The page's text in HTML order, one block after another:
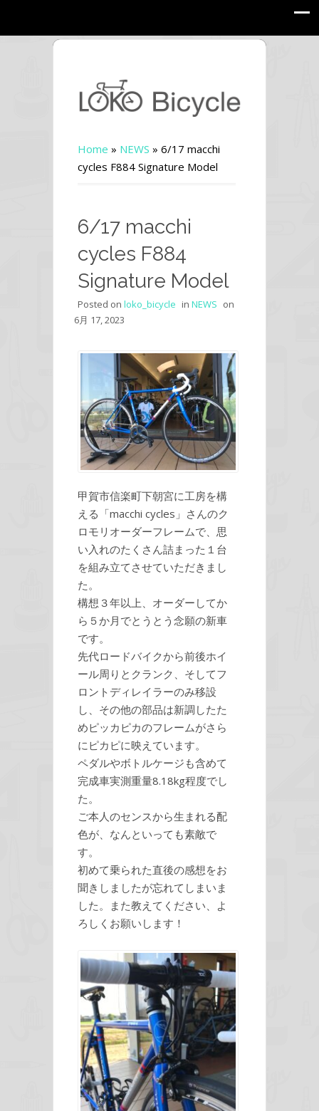
Home » NEWS » 6/17 macchi
cycles F884 Signature Model
6/17 macchi
cycles F884
Signature Model
Posted on loko_bicycle in NEWS on
6月 17, 2023
甲賀市信楽町下朝宮に工房を構
える「macchi cycles」さんのク
ロモリオーダーフレームで、思
い入れのたくさん詰まった１台
を組み立てさせていただきまし
た。
構想３年以上、オーダーしてか
ら５か月でとうとう念願の新車
です。
先代ロードバイクから前後ホイ
ール周りとクランク、そしてフ
ロントディレイラーのみ移設
し、その他の部品は新調したた
めピッカピカのフレームがさら
にピカピに映えています。
ペダルやボトルケージも含めて
完成車実測重量8.18kg程度でし
た。
ご本人のセンスから生まれる配
色が、なんといっても素敵で
す。
初めて乗られた直後の感想をお
聞きしましたが忘れてしまいま
した。また教えてください、よ
ろしくお願いします！